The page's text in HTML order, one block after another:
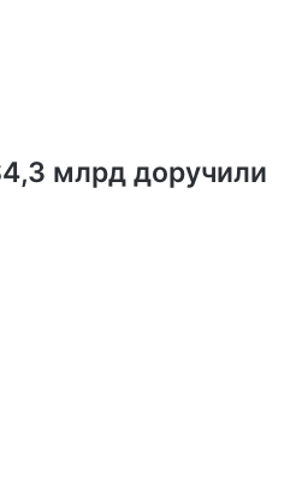
млрд доручили